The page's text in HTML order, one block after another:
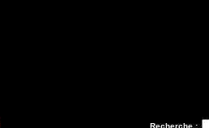
Recherche :